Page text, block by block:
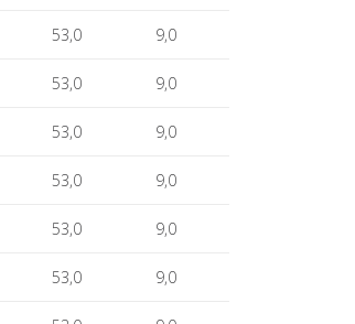
53,0 9,0
53,0 9,0
53,0 9,0
53,0 9,0
53,0 9,0
53,0 9,0